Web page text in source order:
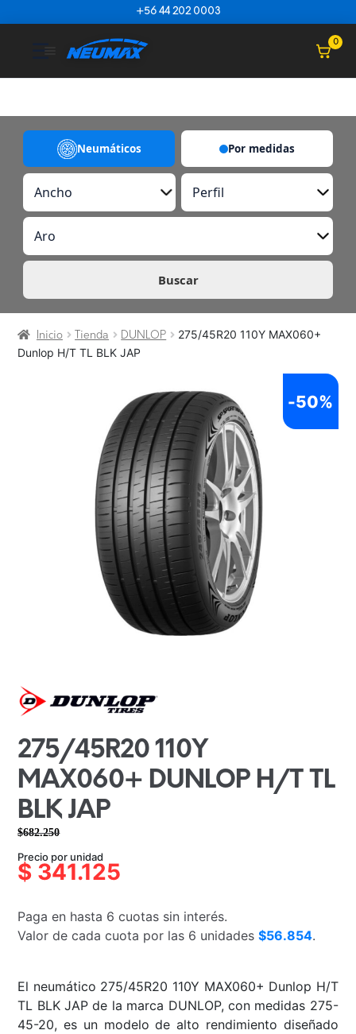
+56 44 202 0003
☰ 0
Neumáticos Por medidas
A
c
o
P
r
i
l
A
o
Buscar
Inicio Tienda DUNLOP
275/45R20 110Y MAX060+
Dunlop H/T TL BLK JAP
275/45R20 110Y
MAX060+ DUNLOP H/T TL
BLK JAP
$682.250
precio
original
$682.250.
precio
actual
$341.125.
Precio por unidad
$ 341.125
Paga en hasta 6 cuotas sin interés.
Valor de cada cuota por las 6 unidades$56.854.
-50%
El neumático 275/45R20 110Y MAX060+ Dunlop H/T
TL BLK JAP de la marca DUNLOP, con medidas 275-
45-20, es un modelo de alto rendimiento diseñado